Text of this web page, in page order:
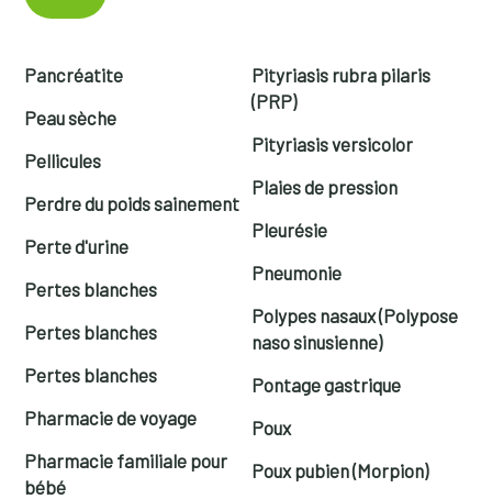
Pancréatite
Peau sèche
Pellicules
Perdre du poids sainement
Perte d'urine
Pertes blanches
Pertes blanches
Pertes blanches
Pharmacie de voyage
Pharmacie familiale pour
bébé
Pityriasis rubra pilaris
(PRP)
Pityriasis versicolor
Plaies de pression
Pleurésie
Pneumonie
Polypes nasaux (Polypose
naso sinusienne)
Pontage gastrique
Poux
Poux pubien (Morpion)